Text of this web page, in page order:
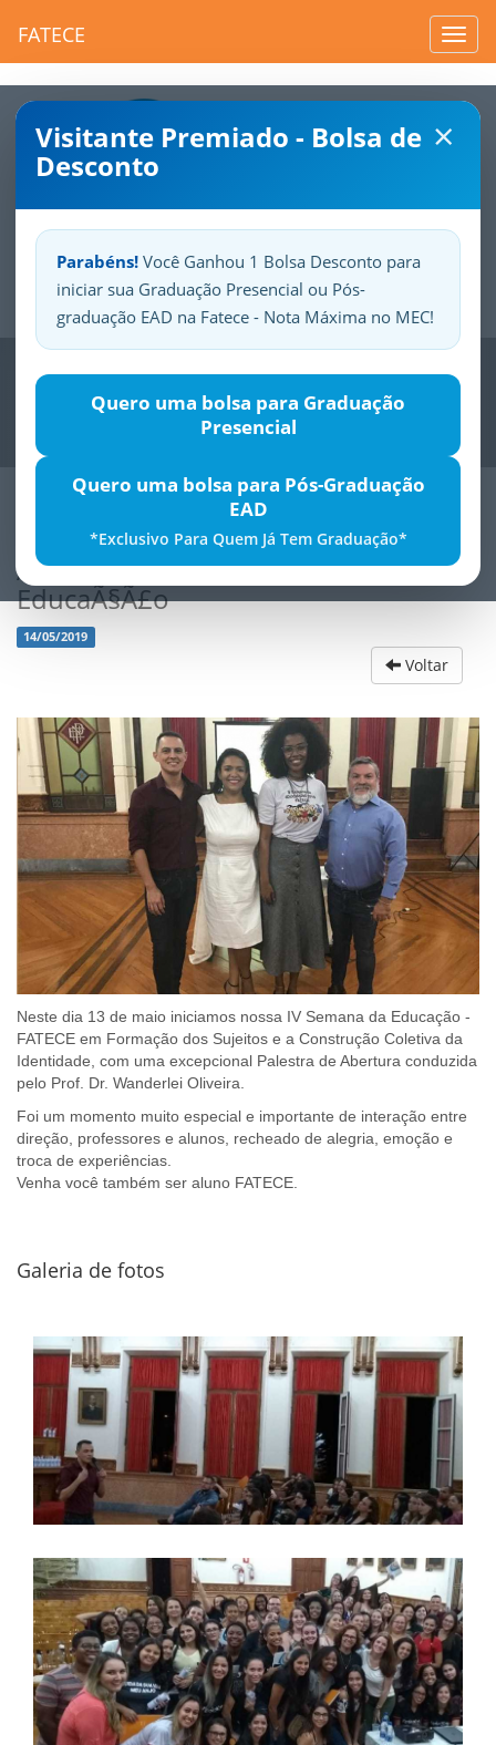
FATECE
×
Visitante Premiado - Bolsa de
Desconto
Parabéns! Você Ganhou 1 Bolsa Desconto para
iniciar sua Graduação Presencial ou Pós-
graduação EAD na Fatece - Nota Máxima no MEC!
Quero uma bolsa para Graduação
Presencial
Quero uma bolsa para Pós-Graduação
EAD
*Exclusivo Para Quem Já Tem Graduação*
SuaFatece.Seuorgulho.
Previous
Abertura da IV Semana da
EducaÃ§Ã£o
14/05/2019
Voltar
Neste dia 13 de maio iniciamos nossa IV Semana da Educação -
FATECE em Formação dos Sujeitos e a Construção Coletiva da
Identidade, com uma excepcional Palestra de Abertura conduzida
pelo Prof. Dr. Wanderlei Oliveira.
Foi um momento muito especial e importante de interação entre
direção, professores e alunos, recheado de alegria, emoção e
troca de experiências.
Venha você também ser aluno FATECE.
Galeria de fotos